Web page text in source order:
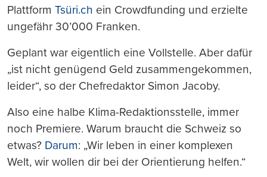
Plattform Tsüri.ch ein Crowdfunding und erzielte
ungefähr 30’000 Franken.
Geplant war eigentlich eine Vollstelle. Aber dafür
„ist nicht genügend Geld zusammengekommen,
leider“, so der Chefredaktor Simon Jacoby.
Also eine halbe Klima-Redaktionsstelle, immer
noch Premiere. Warum braucht die Schweiz so
etwas? Darum: „Wir leben in einer komplexen
Welt, wir wollen dir bei der Orientierung helfen.“